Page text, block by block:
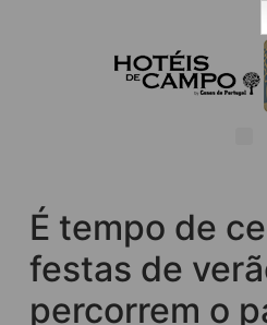
É tempo de
festas de
percorrem o